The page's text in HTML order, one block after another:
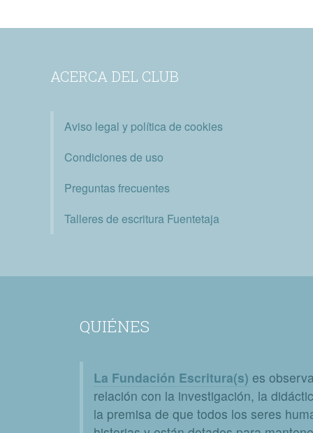
ACERCA DEL CLUB
Aviso legal y política de cookies
Condiciones de uso
Preguntas frecuentes
Talleres de escritura Fuentetaja
QUIÉNES
La Fundación Escritura(s) es
relación con la investigación, la
la premisa de que todos los seres